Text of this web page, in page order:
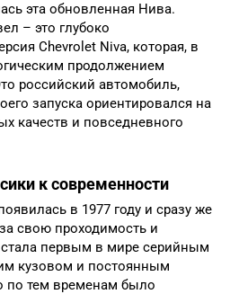
эта обновленная Нива.
– это глубоко
Chevrolet Niva, которая, в
продолжением
российский автомобиль,
запуска ориентировался на
качеств и повседневного
к современности
в 1977 году и сразу же
свою проходимость и
стала первым в мире серийным
кузовом и постоянным
по тем временам было